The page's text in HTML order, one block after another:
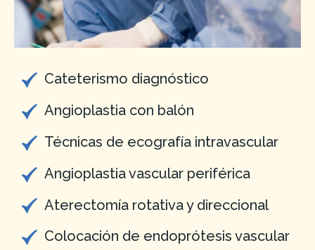
Cateterismo diagnóstico
Angioplastia con balón
Técnicas de ecografía intravascular
Angioplastia vascular periférica
Aterectomía rotativa y direccional
Colocación de endoprótesis vascular